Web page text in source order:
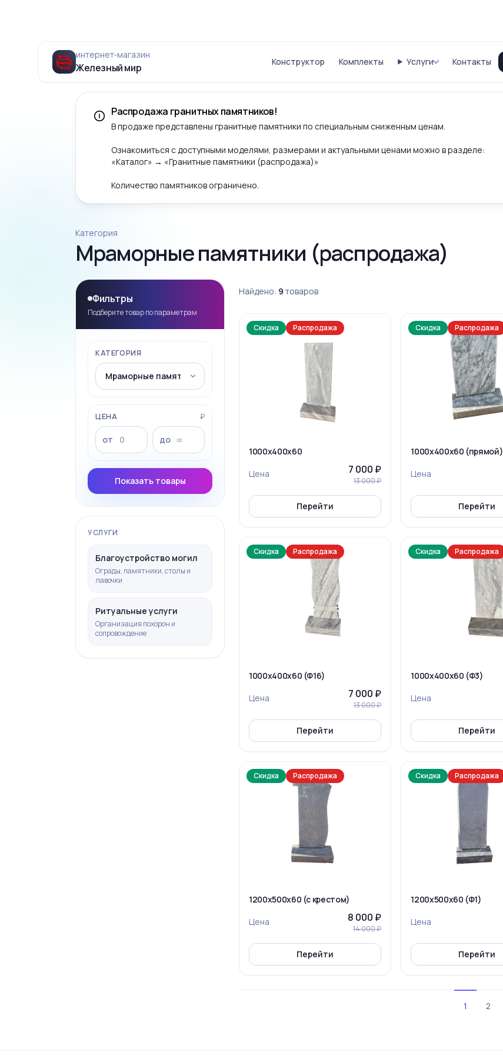
интернет‑магазин
Железный мир Конструктор Комплекты Услуги Контакты
Распродажа гранитных памятников!
В продаже представлены гранитные памятники по специальным сниженным ценам.
Ознакомиться с доступными моделями, размерами и актуальными ценами можно в разделе:
«Каталог» → «Гранитные памятники (распродажа)»
Количество памятников ограничено.
Категория
Мраморные памятники (распродажа)
Фильтры
Подберите товар по параметрам
КАТЕГОРИЯ
ЦЕНА ₽
от до
Показать товары
УСЛУГИ
Благоустройство могил
Ограды, памятники, столы и
лавочки
Ритуальные услуги
Организация похорон и
сопровождение
Найдено: 9 товаров
Скидка Распродажа
1000x400x60
Цена
7 000 ₽
13 000 ₽
Перейти
Скидка Распродажа
1000x400x60 (прямой)
Цена
Перейти
Скидка Распродажа
1000x400x60 (Ф16)
Цена
7 000 ₽
13 000 ₽
Перейти
Скидка Распродажа
1000x400x60 (Ф3)
Цена
Перейти
Скидка Распродажа
1200x500x60 (с крестом)
Цена
8 000 ₽
14 000 ₽
Перейти
Скидка Распродажа
1200x500x60 (Ф1)
Цена
Перейти
1 2